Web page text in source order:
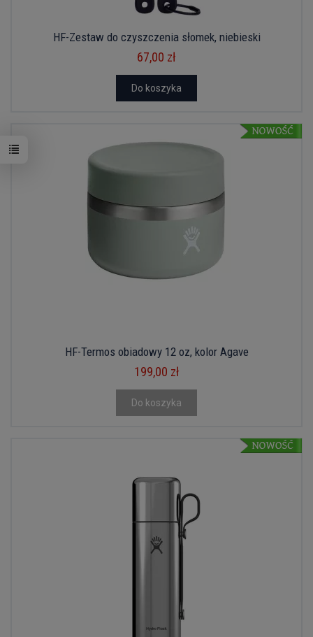
HF-Zestaw do czyszczenia słomek, niebieski
67,00 zł
Do koszyka
HF-Termos obiadowy 12 oz, kolor Agave
199,00 zł
Do koszyka